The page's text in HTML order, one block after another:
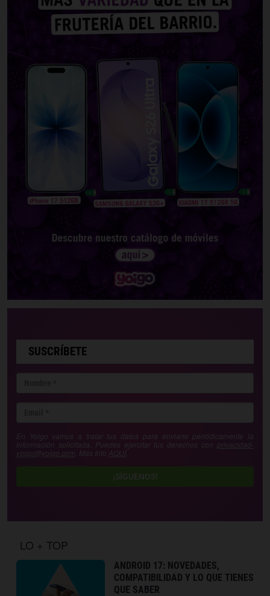
SUSCRÍBETE
En Yoigo vamos a tratar tus datos para enviarte periódicamente la
información solicitada. Puedes ejercitar tus derechos con privacidad-
yoigo@yoigo.com . Más Info AQUÍ
¡SÍGUENOS!
LO + TOP
ANDROID 17: NOVEDADES,
COMPATIBILIDAD Y LO QUE TIENES
QUE SABER